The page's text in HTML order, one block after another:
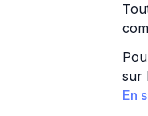
sur
En